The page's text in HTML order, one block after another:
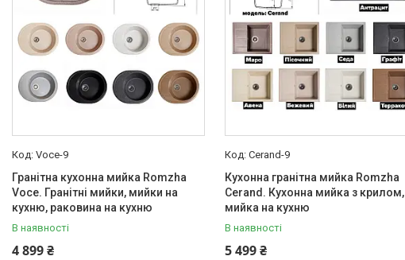
Voce-9
Гранітна кухонна мийка Romzha
Voce. Гранітні мийки, мийки на
кухню, раковина на кухню
В наявності
4 899 ₴
Cerand-9
Кухонна гранітна мийка Romzha
Cerand. Кухонна мийка з крилом,
мийка на кухню
В наявності
5 499 ₴